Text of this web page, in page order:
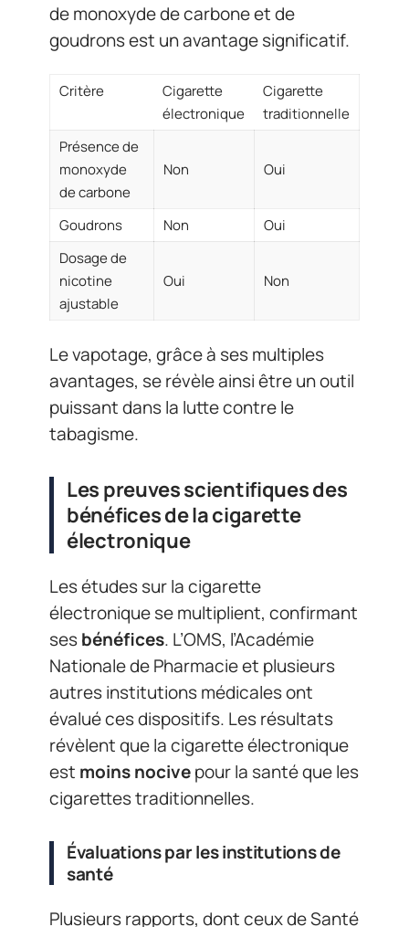
de monoxyde de carbone et de
goudrons est un avantage significatif.
Critère
Cigarette
électronique
Cigarette
traditionnelle
Présence de
monoxyde
de carbone
Non Oui
Goudrons Non
Oui
Dosage de
nicotine
ajustable
Oui Non
Le vapotage, grâce à ses multiples
avantages, se révèle ainsi être un outil
puissant dans la lutte contre le
tabagisme.
Les preuves scientifiques des
bénéfices de la cigarette
électronique
Les études sur la cigarette
électronique se multiplient, confirmant
sesbénéfices. L’OMS, l’Académie
Nationale de Pharmacie et plusieurs
autres institutions médicales ont
évalué ces dispositifs. Les résultats
révèlent que la cigarette électronique
est moins nocivepour la santé que les
cigarettes traditionnelles.
Évaluations par les institutions de
santé
Plusieurs rapports, dont ceux de Santé